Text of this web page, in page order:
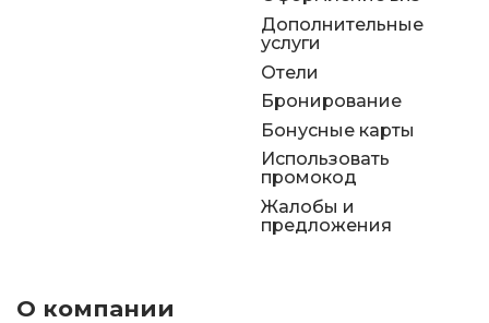
Дополнительные
услуги
Отели
Бронирование
Бонусные карты
Использовать
промокод
Жалобы и
предложения
О компании